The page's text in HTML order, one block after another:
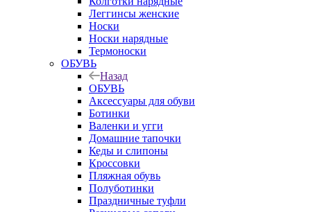
Леггинсы женские
Носки
Носки нарядные
Термоноски
ОБУВЬ
Назад
ОБУВЬ
Аксессуары для обуви
Ботинки
Валенки и угги
Домашние тапочки
Кеды и слипоны
Кроссовки
Пляжная обувь
Полуботинки
Праздничные туфли